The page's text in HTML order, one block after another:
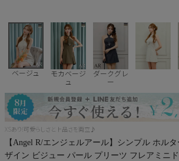
JENNNY
COMEX
Pleaser
ベージュ
モカベージ
ュ
ダークグレ
ー
XSあり!可愛らしさと上品さを両立♪
【Angel R/エンジェルアール】シンプル ホル
ザイン ビジュー パール プリーツ フレアミニ